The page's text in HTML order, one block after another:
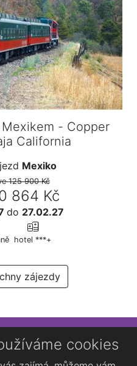
- Copper
California
Mexiko
125 900 Kč
864 Kč
do 27.02.27
hotel ***+
zájezdy
o Kutné Hoře?
cookies